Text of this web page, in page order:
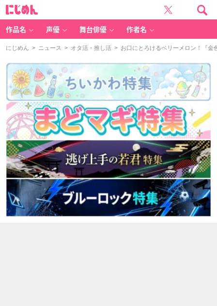
作品名 声優 舞台俳優 作者名
にじめん > ニュース > オタ活・推し活 > お口にとろけるベリーメロン！『金